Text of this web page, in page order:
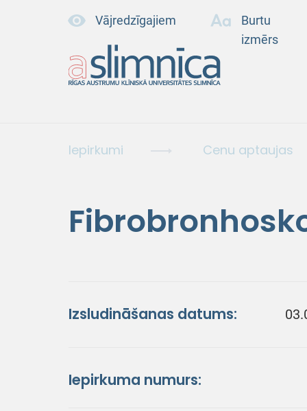
Vājredzīgajiem
Burtu
izmērs
Iepirkumi Cenu aptaujas
Izsludināšanas datums:
Iepirkuma numurs: